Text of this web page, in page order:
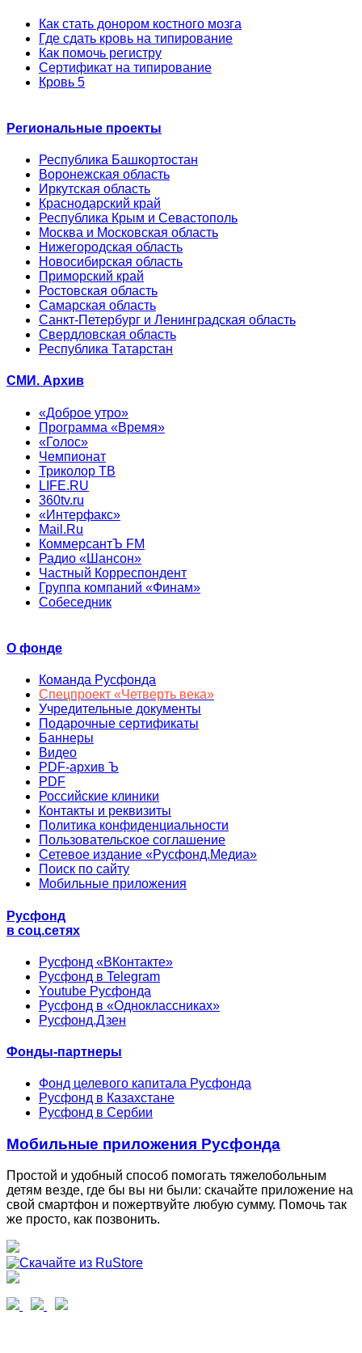
Как стать донором костного мозга
Где сдать кровь на типирование
Как помочь регистру
Сертификат на типирование
Кровь 5
Региональные проекты
Республика Башкортостан
Воронежская область
Иркутская область
Краснодарский край
Республика Крым и Севастополь
Москва и Московская область
Нижегородская область
Новосибирская область
Приморский край
Ростовская область
Самарская область
Санкт-Петербург и Ленинградская область
Свердловская область
Республика Татарстан
СМИ. Архив
«Доброе утро»
Программа «Время»
«Голос»
Чемпионат
Триколор ТВ
LIFE.RU
360tv.ru
«Интерфакс»
Mail.Ru
КоммерсантЪ FM
Радио «Шансон»
Частный Корреспондент
Группа компаний «Финам»
Собеседник
О фонде
Команда Русфонда
Спецпроект «Четверть века»
Учредительные документы
Подарочные сертификаты
Баннеры
Видео
PDF-архив Ъ
PDF
Российские клиники
Контакты и реквизиты
Политика конфиденциальности
Пользовательское соглашение
Сетевое издание «Русфонд.Медиа»
Поиск по сайту
Мобильные приложения
Русфонд
в соц.сетях
Русфонд «ВКонтакте»
Русфонд в Telegram
Youtube Русфонда
Русфонд в «Одноклассниках»
Русфонд.Дзен
Фонды-партнеры
Фонд целевого капитала Русфонда
Русфонд в Казахстане
Русфонд в Сербии
Мобильные приложения Русфонда
Простой и удобный способ помогать тяжелобольным
детям везде, где бы вы ни были: скачайте приложение на
свой смартфон и пожертвуйте любую сумму. Помочь так
же просто, как позвонить.